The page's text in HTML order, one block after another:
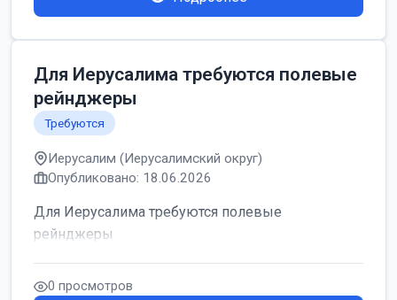
Для Иерусалима требуются полевые
рейнджеры
Требуются
Иерусалим (Иерусалимский округ)
Опубликовано: 18.06.2026
Для Иерусалима требуются полевые
рейнджеры
0 просмотров